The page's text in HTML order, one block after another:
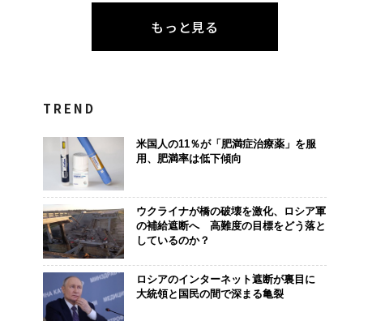
もっと見る
TREND
米国人の11％が「肥満症治療薬」を服
用、肥満率は低下傾向
ウクライナが橋の破壊を激化、ロシア軍
の補給遮断へ 高難度の目標をどう落と
しているのか？
ロシアのインターネット遮断が裏目に
大統領と国民の間で深まる亀裂